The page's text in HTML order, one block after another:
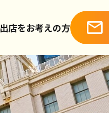
出店をお考えの方